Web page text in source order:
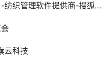
织管理软件提供商-搜狐博客
云科技